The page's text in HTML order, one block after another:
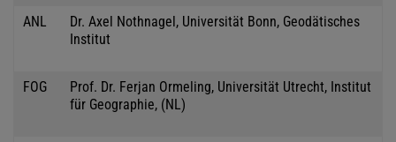
ANL
Dr. Axel Nothnagel, Universität Bonn, Geodätisches
Institut
FOG
Prof. Dr. Ferjan Ormeling, Universität Utrecht, Institut
für Geographie, (NL)